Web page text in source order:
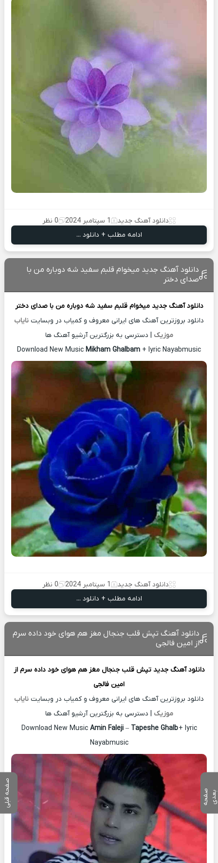
دانلود آهنگ جدید 1 سپتامبر 2024
0 نظر
ادامه مطلب + دانلود ...
دانلود آهنگ جدید میخوام قلبم سفید شه دوباره من با
صدای دختر
دانلود آهنگ جدید میخوام قلبم سفید شه دوباره من با صدای دختر
دانلود بروزترین آهنگ های ایرانی معروف و کمیاب در وبسایت نایاب
موزیک | دسترسی به بزرگترین آرشیو آهنگ ها
Download New Music Mikham Ghalbam + lyric Nayabmusic
دانلود آهنگ جدید 1 سپتامبر 2024
0 نظر
ادامه مطلب + دانلود ...
دانلود آهنگ تپش قلب جنجال مغز هم هوای خود داده سرم
از امین فالجی
دانلود آهنگ جدید تپش قلب جنجال مغز هم هوای خود داده سرم از
امین فالجی
دانلود بروزترین آهنگ های ایرانی معروف و کمیاب در وبسایت نایاب
موزیک | دسترسی به بزرگترین آرشیو آهنگ ها
Download New Music Amin Faleji– Tapeshe Ghalb+ lyric
Nayabmusic
ص
ف
ح
ه ب ع
د ی صفحه قبلی